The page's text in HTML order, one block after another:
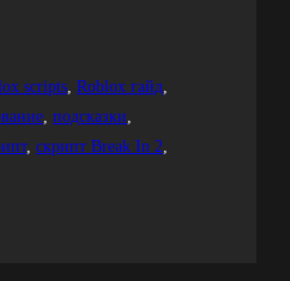
scripts, Roblox гайд
, подсказки
, скрипт Break In 2